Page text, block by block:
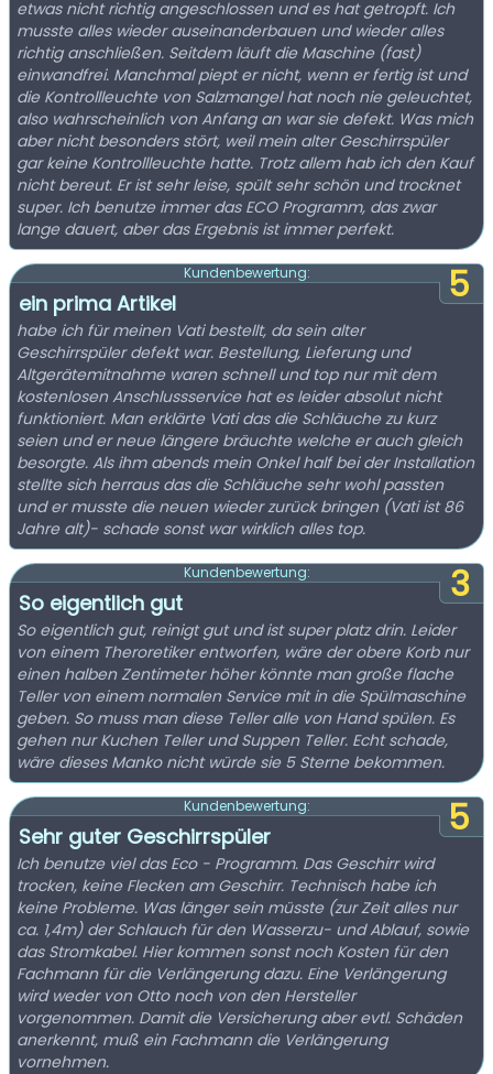
etwas nicht richtig angeschlossen und es hat getropft. Ich
musste alles wieder auseinanderbauen und wieder alles
richtig anschließen. Seitdem läuft die Maschine (fast)
einwandfrei. Manchmal piept er nicht, wenn er fertig ist und
die Kontrollleuchte von Salzmangel hat noch nie geleuchtet,
also wahrscheinlich von Anfang an war sie defekt. Was mich
aber nicht besonders stört, weil mein alter Geschirrspüler
gar keine Kontrollleuchte hatte. Trotz allem hab ich den Kauf
nicht bereut. Er ist sehr leise, spült sehr schön und trocknet
super. Ich benutze immer das ECO Programm, das zwar
lange dauert, aber das Ergebnis ist immer perfekt.
5
Kundenbewertung:
ein prima Artikel
habe ich für meinen Vati bestellt, da sein alter
Geschirrspüler defekt war. Bestellung, Lieferung und
Altgerätemitnahme waren schnell und top nur mit dem
kostenlosen Anschlussservice hat es leider absolut nicht
funktioniert. Man erklärte Vati das die Schläuche zu kurz
seien und er neue längere bräuchte welche er auch gleich
besorgte. Als ihm abends mein Onkel half bei der Installation
stellte sich herraus das die Schläuche sehr wohl passten
und er musste die neuen wieder zurück bringen (Vati ist 86
Jahre alt)- schade sonst war wirklich alles top.
3
Kundenbewertung:
So eigentlich gut
So eigentlich gut, reinigt gut und ist super platz drin. Leider
von einem Theroretiker entworfen, wäre der obere Korb nur
einen halben Zentimeter höher könnte man große flache
Teller von einem normalen Service mit in die Spülmaschine
geben. So muss man diese Teller alle von Hand spülen. Es
gehen nur Kuchen Teller und Suppen Teller. Echt schade,
wäre dieses Manko nicht würde sie 5 Sterne bekommen.
5
Kundenbewertung:
Sehr guter Geschirrspüler
Ich benutze viel das Eco - Programm. Das Geschirr wird
trocken, keine Flecken am Geschirr. Technisch habe ich
keine Probleme. Was länger sein müsste (zur Zeit alles nur
ca. 1,4m) der Schlauch für den Wasserzu- und Ablauf, sowie
das Stromkabel. Hier kommen sonst noch Kosten für den
Fachmann für die Verlängerung dazu. Eine Verlängerung
wird weder von Otto noch von den Hersteller
vorgenommen. Damit die Versicherung aber evtl. Schäden
anerkennt, muß ein Fachmann die Verlängerung
vornehmen.